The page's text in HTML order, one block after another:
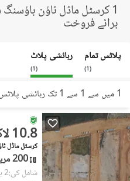
1 کرسٹل ماڈل ٹاؤن
برائے فروخت
پلاٹس تمام
(
1
)
رہائشی پلاٹ
(
1
)
1 میں سے 1 سے 1 تک رہائشی پلاٹس
10.8 لاکھ
کرسٹل ماڈل
200 مربع یارڈ
شامل کی:2 ہفتے پہل